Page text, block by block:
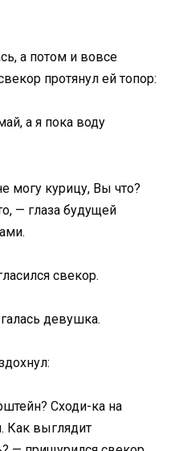
а потом и вовсе
протянул ей топор:
а я пока воду
могу курицу, Вы что?
— глаза будущей
свекор.
девушка.
Сходи-ка на
Как выглядит